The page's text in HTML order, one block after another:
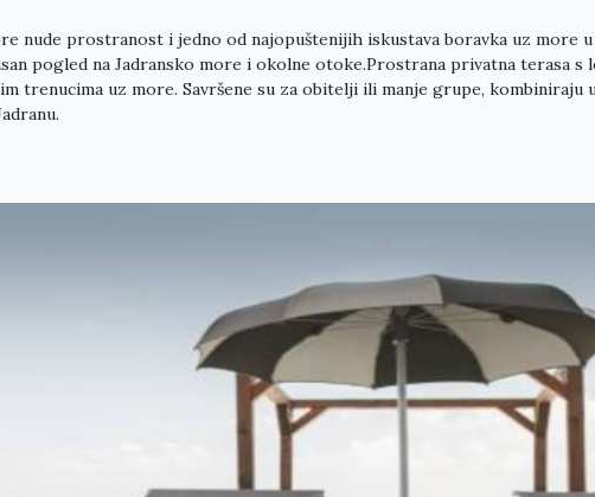
nude prostranost i jedno od najopuštenijih iskustava boravka uz more
pogled na Jadransko more i okolne otoke.Prostrana privatna terasa s
trenucima uz more. Savršene su za obitelji ili manje grupe, kombiniraju